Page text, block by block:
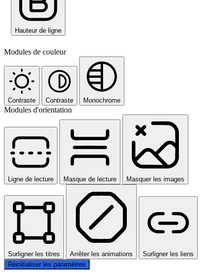
Hauteur de ligne
Modules de couleur
Contraste Contraste Monochrome
Modules d'orientation
Ligne de lecture Masque de lecture Masquer les images
Surligner les titres Arrêter les animations
Surligner les liens
Réinitialiser les paramètres